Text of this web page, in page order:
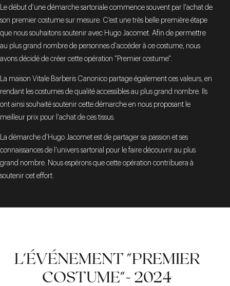
Le début d'une démarche sartoriale commence souvent par l'achat de
son premier costume sur mesure. C'est une très belle première étape
que nous souhaitons soutenir avec Hugo Jacomet. Afin de permettre
au plus grand nombre de personnes d'accéder à ce costume, nous
avons décidé de créer cette opération "Premier costume".
La maison Vitale Barberis Canonico partage également ces valeurs, en
rendant les costumes de qualité accessibles au plus grand nombre. Ils
ont ainsi souhaité soutenir cette démarche en nous proposant le
meilleur prix pour l'achat de ces tissus.
La démarche d'Hugo Jacomet est de partager sa passion et ses
connaissances de l'univers sartorial pour le faire découvrir au plus
grand nombre. Nous espérons que cette opération contribuera à
soutenir cet effort.
L'ÉVÉNEMENT "PREMIER
COSTUME"- 2024